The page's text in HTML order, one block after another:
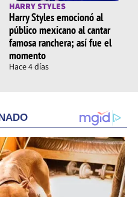
HARRY STYLES
Harry Styles emocionó al
público mexicano al cantar
famosa ranchera; así fue el
momento
Hace 4 días